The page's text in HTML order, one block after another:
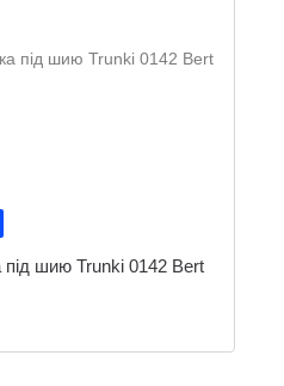
шию Trunki 0142 Bert